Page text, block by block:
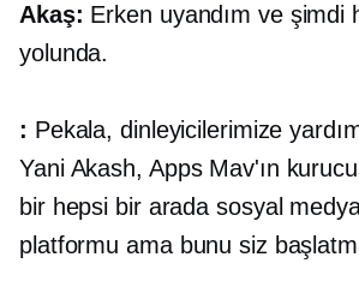
Akaş: Erken uyandım ve şimdi
yolunda.
: Pekala, dinleyicilerimize
Yani Akash, Apps Mav'ın
bir hepsi bir arada sosyal
platformu ama bunu siz